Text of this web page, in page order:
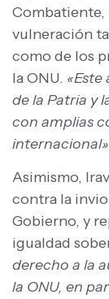
Combatiente,
vulneración
como de los
la ONU.
de la Patria y
con amplias
internacional»
Asimismo,
contra la
Gobierno, y
igualdad
derecho a la
la ONU, en